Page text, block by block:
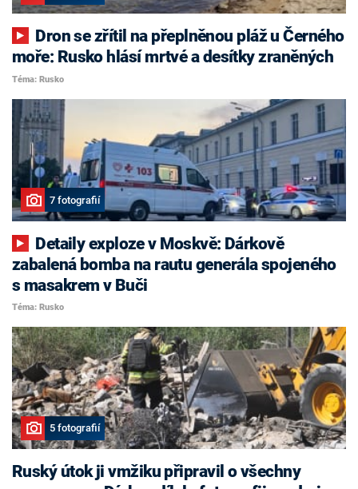
moře: Rusko hlásí mrtvé a desítky zraněných
Téma: Rusko
7 fotografií
zabalená bomba na rautu generála spojeného
s masakrem v Buči
Téma: Rusko
5 fotografií
Ruský útok ji vmžiku připravil o všechny